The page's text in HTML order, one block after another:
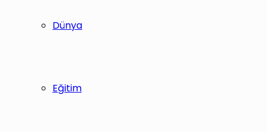
Dünya
Eğitim